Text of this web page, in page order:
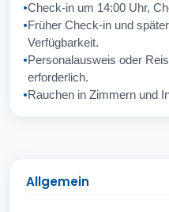
Check-in um 14:00 Uhr,
Früher Check-in und
Verfügbarkeit.
Personalausweis oder
erforderlich.
Rauchen in Zimmern und
Allgemein